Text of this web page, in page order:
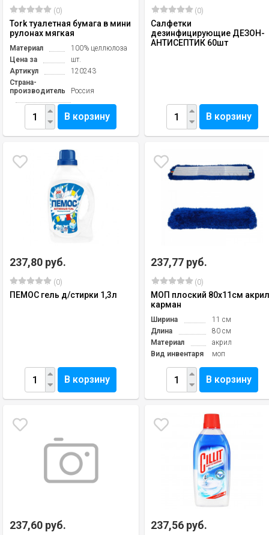
(0)
Tork туалетная бумага в мини
рулонах мягкая
Материал
100% целлюлоза
Цена за
шт.
Артикул
120243
Страна-
производитель
Россия
В корзину
(0)
Салфетки
дезинфицирующие ДЕЗОН-
АНТИСЕПТИК 60шт
В корзину
237,80 руб.
(0)
ПЕМОС гель д/стирки 1,3л
В корзину
237,77 руб.
(0)
МОП плоский 80х11см
карман
Ширина
11 см
Длина
80 см
Материал
акрил
Вид инвентаря
моп
В корзину
237,60 руб. 237,56 руб.